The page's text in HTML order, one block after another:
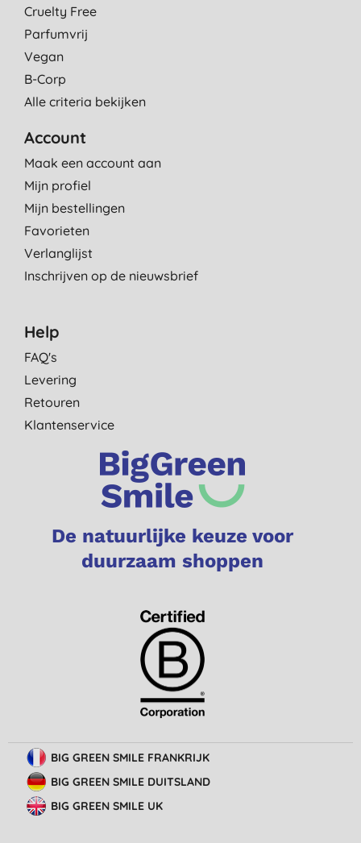
Cruelty Free
Parfumvrij
Vegan
B-Corp
Alle criteria bekijken
Account
Maak een account aan
Mijn profiel
Mijn bestellingen
Favorieten
Verlanglijst
Inschrijven op de nieuwsbrief
Help
FAQ's
Levering
Retouren
Klantenservice
De natuurlijke keuze voor
duurzaam shoppen
BIG GREEN SMILE FRANKRIJK
BIG GREEN SMILE DUITSLAND
BIG GREEN SMILE UK